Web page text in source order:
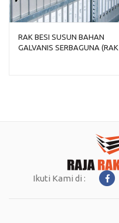
RAK BESI SUSUN BAHAN
GALVANIS SERBAGUNA (RAK
Ikuti Kami di :